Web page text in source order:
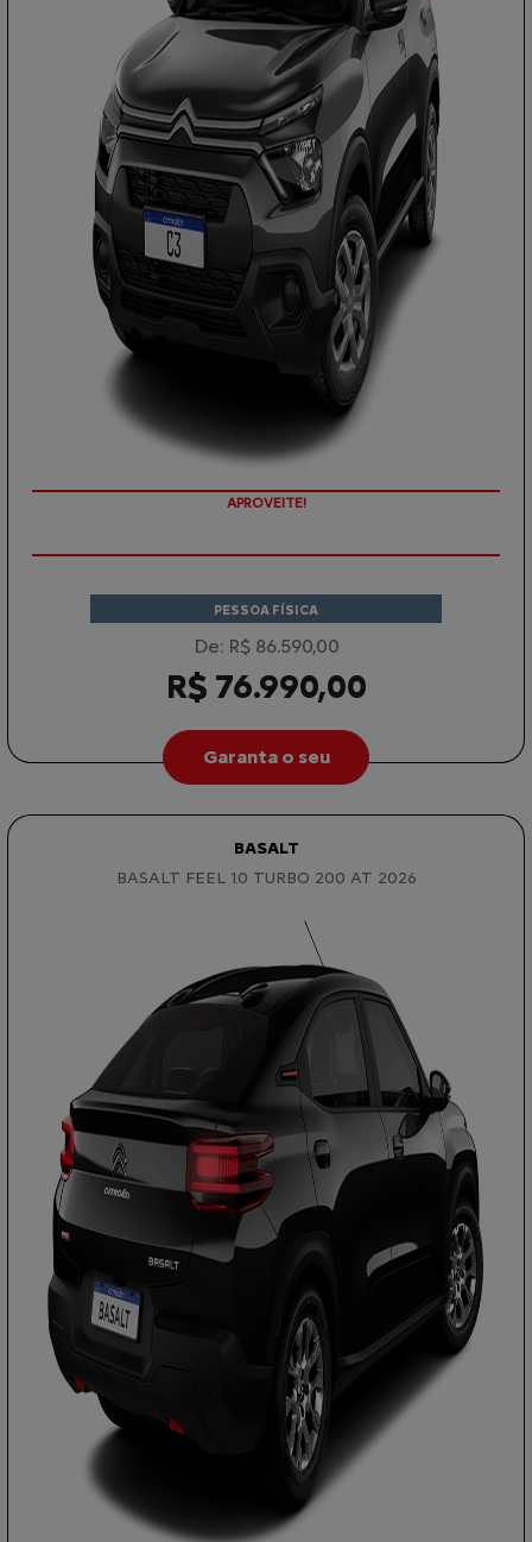
PREÇOS REDUZIDOS
PESSOA FÍSICA
De: R$ 86.590,00
R$ 76.990,00
Garanta o seu
BASALT
BASALT FEEL 1.0 TURBO 200 AT 2026